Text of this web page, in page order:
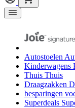
Autostoelen
Kinderwagens
Thuis Thuis
Draagzakken
besparingen
Superdeals